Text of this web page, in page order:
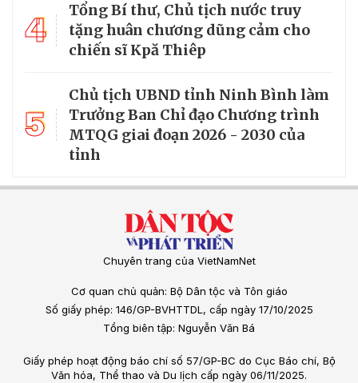
4
Tổng Bí thư, Chủ tịch nước truy
tặng huân chương dũng cảm cho
chiến sĩ Kpă Thiêp
5
Chủ tịch UBND tỉnh Ninh Bình làm
Trưởng Ban Chỉ đạo Chương trình
MTQG giai đoạn 2026 - 2030 của
tỉnh
Chuyên trang của VietNamNet
Cơ quan chủ quản: Bộ Dân tộc và Tôn giáo
Số giấy phép: 146/GP-BVHTTDL, cấp ngày 17/10/2025
Tổng biên tập: Nguyễn Văn Bá
Giấy phép hoạt động báo chí số 57/GP-BC do Cục Báo chí, Bộ
Văn hóa, Thể thao và Du lịch cấp ngày 06/11/2025.